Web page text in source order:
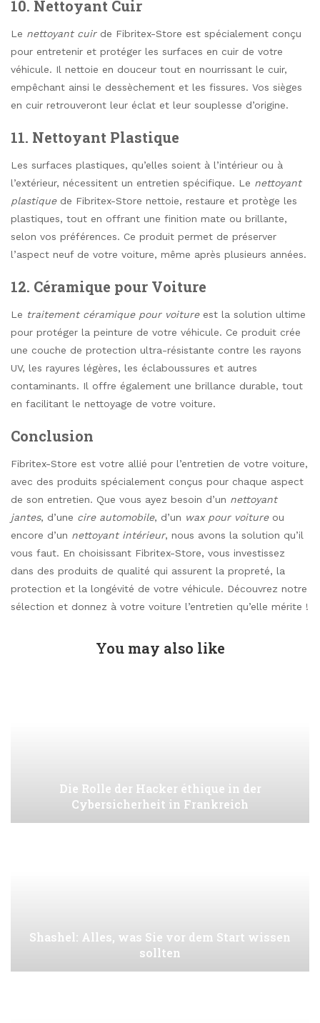
10. Nettoyant Cuir
Le nettoyant cuirde Fibritex-Store est spécialement conçu
pour entretenir et protéger les surfaces en cuir de votre
véhicule. Il nettoie en douceur tout en nourrissant le cuir,
empêchant ainsi le dessèchement et les fissures. Vos sièges
en cuir retrouveront leur éclat et leur souplesse d’origine.
11. Nettoyant Plastique
Les surfaces plastiques, qu’elles soient à l’intérieur ou à
l’extérieur, nécessitent un entretien spécifique. Le nettoyant
plastiquede Fibritex-Store nettoie, restaure et protège les
plastiques, tout en offrant une finition mate ou brillante,
selon vos préférences. Ce produit permet de préserver
l’aspect neuf de votre voiture, même après plusieurs années.
12. Céramique pour Voiture
Le traitement céramique pour voitureest la solution ultime
pour protéger la peinture de votre véhicule. Ce produit crée
une couche de protection ultra-résistante contre les rayons
UV, les rayures légères, les éclaboussures et autres
contaminants. Il offre également une brillance durable, tout
en facilitant le nettoyage de votre voiture.
Conclusion
Fibritex-Store est votre allié pour l’entretien de votre voiture,
avec des produits spécialement conçus pour chaque aspect
de son entretien. Que vous ayez besoin d’un nettoyant
jantes, d’une cire automobile, d’un wax pour voitureou
encore d’un nettoyant intérieur, nous avons la solution qu’il
vous faut. En choisissant Fibritex-Store, vous investissez
dans des produits de qualité qui assurent la propreté, la
protection et la longévité de votre véhicule. Découvrez notre
sélection et donnez à votre voiture l’entretien qu’elle mérite !
You may also like
Die Rolle der Hacker éthique in der
Cybersicherheit in Frankreich
Shashel: Alles, was Sie vor dem Start wissen
sollten